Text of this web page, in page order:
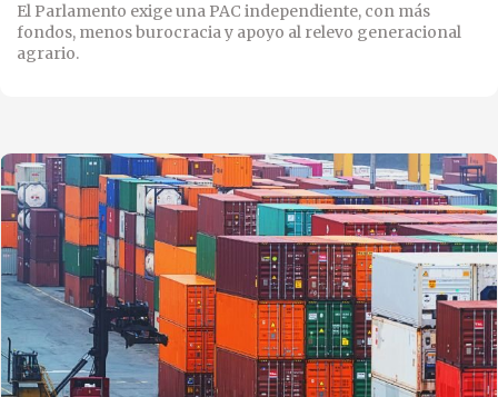
El Parlamento exige una PAC independiente, con más
fondos, menos burocracia y apoyo al relevo generacional
agrario.